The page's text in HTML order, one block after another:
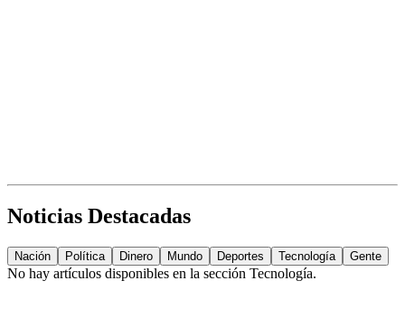
Noticias Destacadas
Nación Política Dinero Mundo Deportes Tecnología Gente
No hay artículos disponibles en la sección Tecnología.